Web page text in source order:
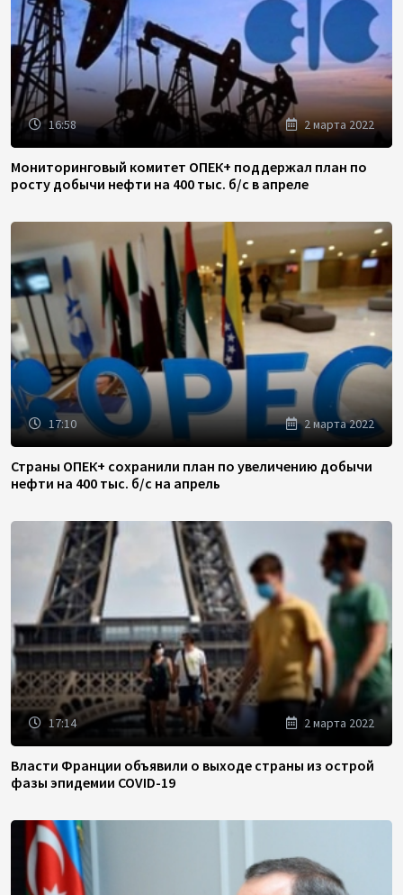
16:58 2 марта 2022
Мониторинговый комитет ОПЕК+ поддержал план по
росту добычи нефти на 400 тыс. б/с в апреле
17:10 2 марта 2022
Страны ОПЕК+ сохранили план по увеличению добычи
нефти на 400 тыс. б/с на апрель
17:14 2 марта 2022
Власти Франции объявили о выходе страны из острой
фазы эпидемии COVID-19